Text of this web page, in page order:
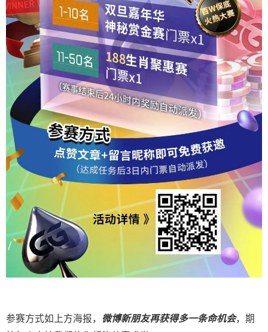
参赛方式如上方海报， 微博新朋友再获得多一条命机会，期